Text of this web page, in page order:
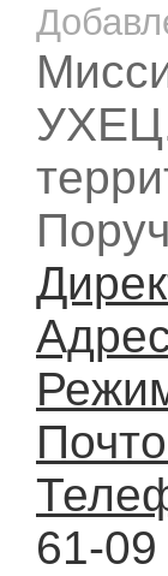
УХЕЦ.
61-09